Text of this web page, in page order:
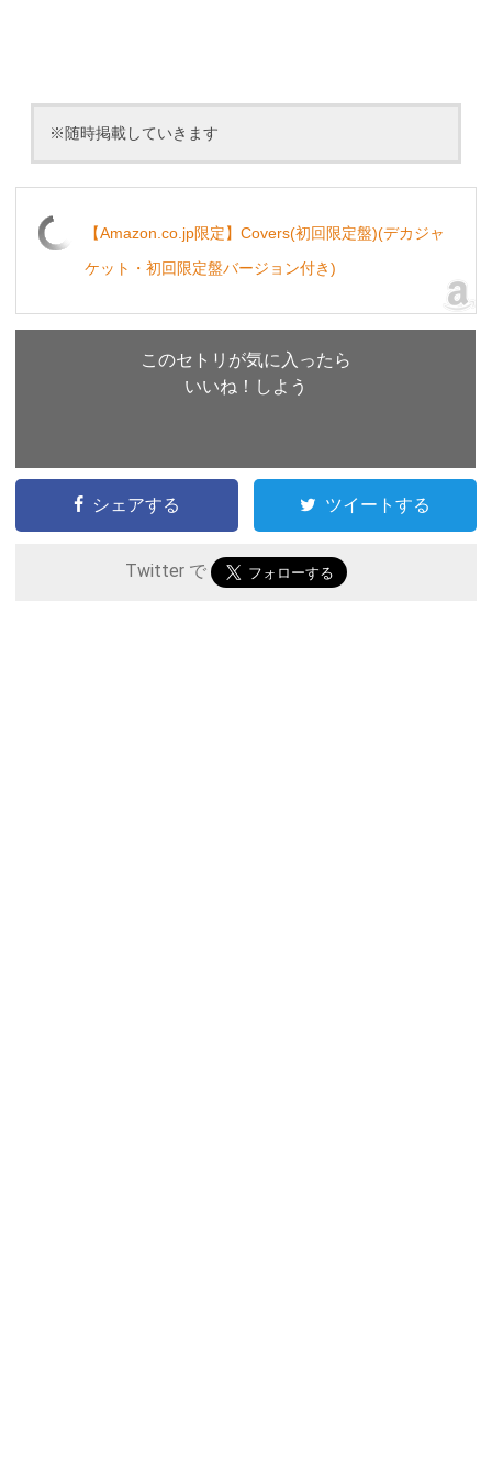
※随時掲載していきます
【Amazon.co.jp限定】Covers(初回限定盤)(デカジャ
ケット・初回限定盤バージョン付き)
このセトリが気に入ったら
いいね！しよう
シェアする ツイートする
Twitter で